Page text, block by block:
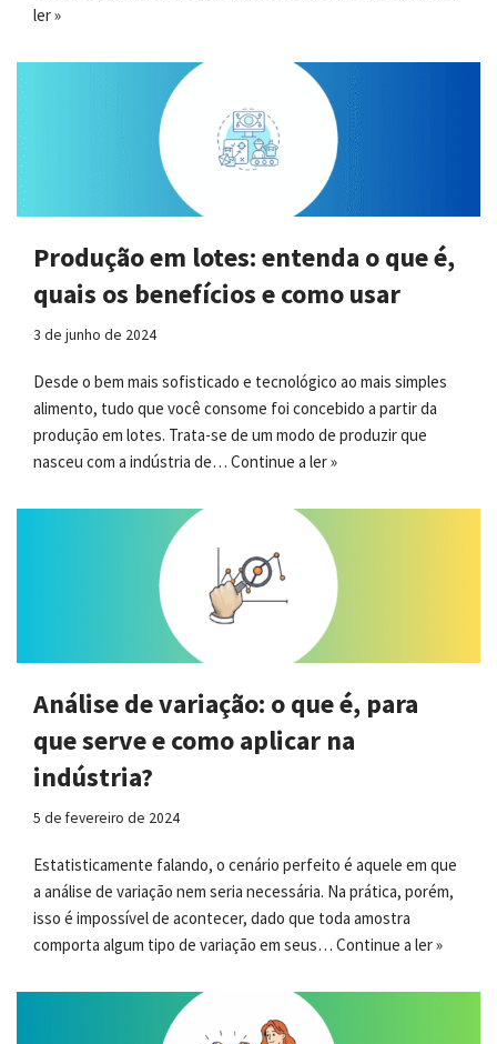
ler »
Produção em lotes: entenda o que é,
quais os benefícios e como usar
3 de junho de 2024
Desde o bem mais sofisticado e tecnológico ao mais simples
alimento, tudo que você consome foi concebido a partir da
produção em lotes. Trata-se de um modo de produzir que
nasceu com a indústria de… Continue a ler »
Análise de variação: o que é, para
que serve e como aplicar na
indústria?
5 de fevereiro de 2024
Estatisticamente falando, o cenário perfeito é aquele em que
a análise de variação nem seria necessária. Na prática, porém,
isso é impossível de acontecer, dado que toda amostra
comporta algum tipo de variação em seus… Continue a ler »